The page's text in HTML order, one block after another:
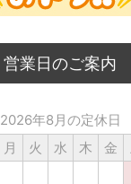
営業日のご案内
2026年8月の定休日
月 火 水 木 金